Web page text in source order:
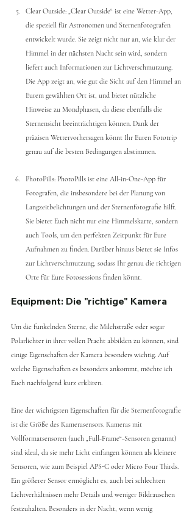
Clear Outside: „Clear Outside“ ist eine Wetter-App,
die speziell für Astronomen und Sternenfotografen
entwickelt wurde. Sie zeigt nicht nur an, wie klar der
Himmel in der nächsten Nacht sein wird, sondern
liefert auch Informationen zur Lichtverschmutzung.
Die App zeigt an, wie gut die Sicht auf den Himmel an
Eurem gewählten Ort ist, und bietet nützliche
Hinweise zu Mondphasen, da diese ebenfalls die
Sternensicht beeinträchtigen können. Dank der
präzisen Wettervorhersagen könnt Ihr Euren Fototrip
genau auf die besten Bedingungen abstimmen.
PhotoPills: PhotoPills ist eine All-in-One-App für
Fotografen, die insbesondere bei der Planung von
Langzeitbelichtungen und der Sternenfotografie hilft.
Sie bietet Euch nicht nur eine Himmelskarte, sondern
auch Tools, um den perfekten Zeitpunkt für Eure
Aufnahmen zu finden. Darüber hinaus bietet sie Infos
zur Lichtverschmutzung, sodass Ihr genau die richtigen
Orte für Eure Fotosessions finden könnt.
Equipment: Die "richtige" Kamera
Um die funkelnden Sterne, die Milchstraße oder sogar
Polarlichter in ihrer vollen Pracht abbilden zu können, sind
einige Eigenschaften der Kamera besonders wichtig. Auf
welche Eigenschaften es besonders ankommt, möchte ich
Euch nachfolgend kurz erklären.
Eine der wichtigsten Eigenschaften für die Sternenfotografie
ist die Größe des Kamerasensors. Kameras mit
Vollformatsensoren (auch „Full-Frame“-Sensoren genannt)
sind ideal, da sie mehr Licht einfangen können als kleinere
Sensoren, wie zum Beispiel APS-C oder Micro Four Thirds.
Ein größerer Sensor ermöglicht es, auch bei schlechten
Lichtverhältnissen mehr Details und weniger Bildrauschen
festzuhalten. Besonders in der Nacht, wenn wenig